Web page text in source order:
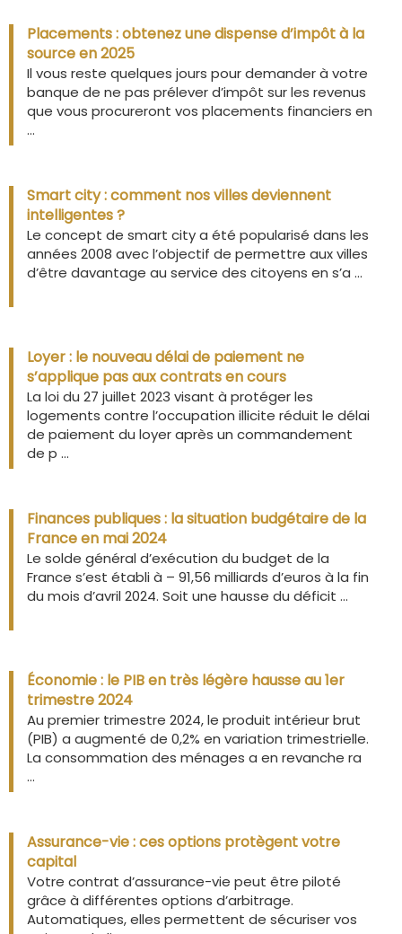
Placements : obtenez une dispense d’impôt à la
source en 2025
Il vous reste quelques jours pour demander à votre
banque de ne pas prélever d’impôt sur les revenus
que vous procureront vos placements financiers en
...
Smart city : comment nos villes deviennent
intelligentes ?
Le concept de smart city a été popularisé dans les
années 2008 avec l’objectif de permettre aux villes
d’être davantage au service des citoyens en s’a ...
Loyer : le nouveau délai de paiement ne
s’applique pas aux contrats en cours
La loi du 27 juillet 2023 visant à protéger les
logements contre l’occupation illicite réduit le délai
de paiement du loyer après un commandement
de p ...
Finances publiques : la situation budgétaire de la
France en mai 2024
Le solde général d’exécution du budget de la
France s’est établi à – 91,56 milliards d’euros à la fin
du mois d’avril 2024. Soit une hausse du déficit ...
Économie : le PIB en très légère hausse au 1er
trimestre 2024
Au premier trimestre 2024, le produit intérieur brut
(PIB) a augmenté de 0,2% en variation trimestrielle.
La consommation des ménages a en revanche ra
...
Assurance-vie : ces options protègent votre
capital
Votre contrat d’assurance-vie peut être piloté
grâce à différentes options d’arbitrage.
Automatiques, elles permettent de sécuriser vos